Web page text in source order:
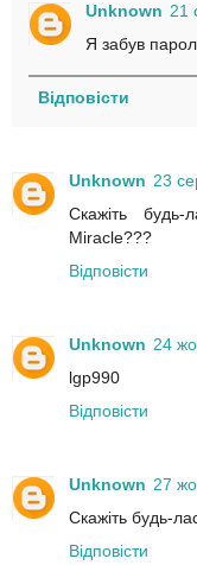
Unknown 21
Я забув
Відповісти
Unknown 23
Скажіть
Miracle???
Відповісти
Unknown 24
lgp990
Відповісти
Unknown 27
Скажіть будь-
Відповісти